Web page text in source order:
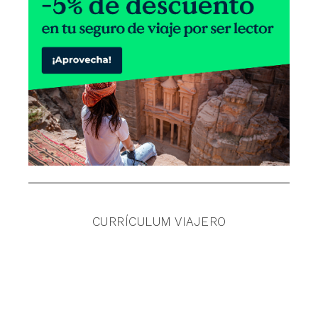
CURRÍCULUM VIAJERO